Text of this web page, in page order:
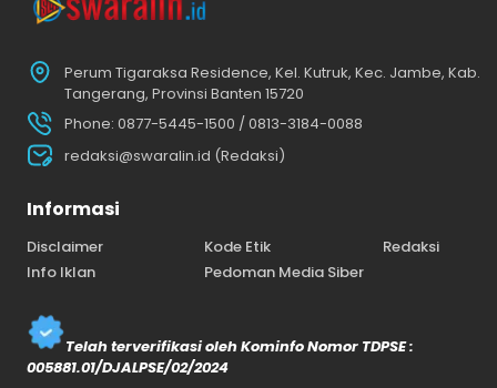
Perum Tigaraksa Residence, Kel. Kutruk, Kec. Jambe, Kab.
Tangerang, Provinsi Banten 15720
Phone: 0877-5445-1500 / 0813-3184-0088
redaksi@swaralin.id (Redaksi)
Informasi
Disclaimer Kode Etik
Redaksi
Info Iklan
Pedoman Media Siber
Telah terverifikasi oleh Kominfo Nomor TDPSE :
005881.01/DJALPSE/02/2024